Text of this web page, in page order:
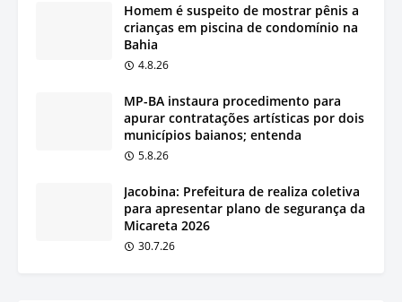
Homem é suspeito de mostrar pênis a
crianças em piscina de condomínio na
Bahia
4.8.26
MP-BA instaura procedimento para
apurar contratações artísticas por dois
municípios baianos; entenda
5.8.26
Jacobina: Prefeitura de realiza coletiva
para apresentar plano de segurança da
Micareta 2026
30.7.26